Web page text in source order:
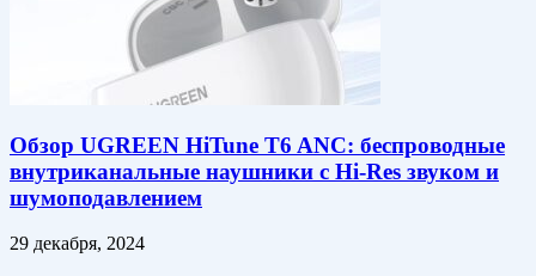
Обзор UGREEN HiTune T6 ANC: беспроводные
внутриканальные наушники с Hi-Res звуком и
шумоподавлением
29 декабря, 2024